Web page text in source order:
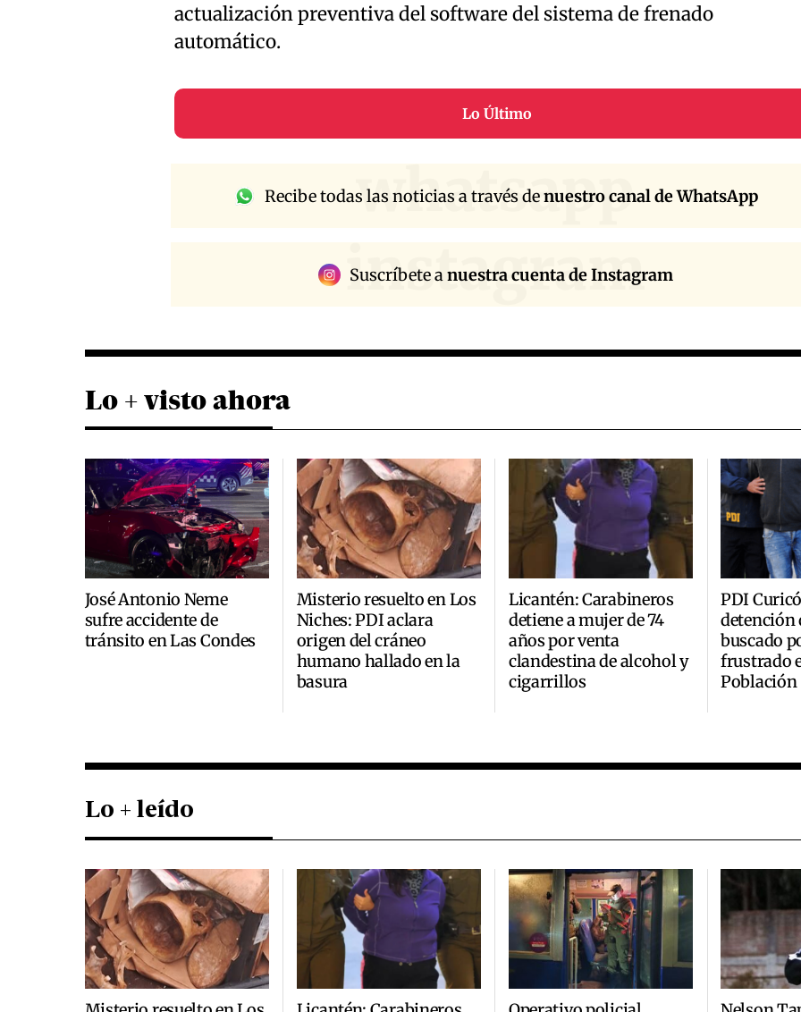
actualización preventiva del software del sistema de frenado
automático.
Lo Último
whatsapp
Recibe todas las noticias a través denuestro canal de WhatsApp
instagram
Suscríbete anuestra cuenta de Instagram
Lo + visto ahora
José Antonio Neme
sufre accidente de
tránsito en Las Condes
Misterio resuelto en Los
Niches: PDI aclara
origen del cráneo
humano hallado en la
basura
Licantén: Carabineros
detiene a mujer de 74
años por venta
clandestina de alcohol y
cigarrillos
PDI
detención
buscado
frustrado
Población
Lo + leído